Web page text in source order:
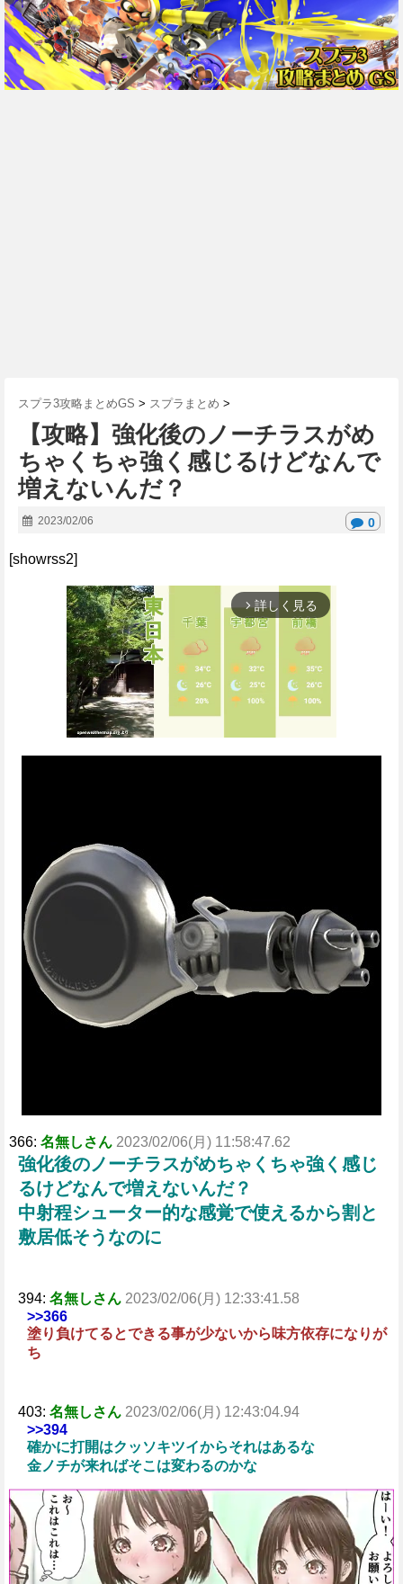
スプラ3攻略まとめGS > スプラまとめ >
【攻略】強化後のノーチラスがめ
ちゃくちゃ強く感じるけどなんで
増えないんだ？
2023/02/06 0
[showrss2]
arrow_forward_ios 詳しく見る
366: 名無しさん 2023/02/06(月) 11:58:47.62
強化後のノーチラスがめちゃくちゃ強く感じ
るけどなんで増えないんだ？
中射程シューター的な感覚で使えるから割と
敷居低そうなのに
394: 名無しさん 2023/02/06(月) 12:33:41.58
>>366
塗り負けてるとできる事が少ないから味方依存になりが
ち
403: 名無しさん 2023/02/06(月) 12:43:04.94
>>394
確かに打開はクッソキツイからそれはあるな
金ノチが来ればそこは変わるのかな